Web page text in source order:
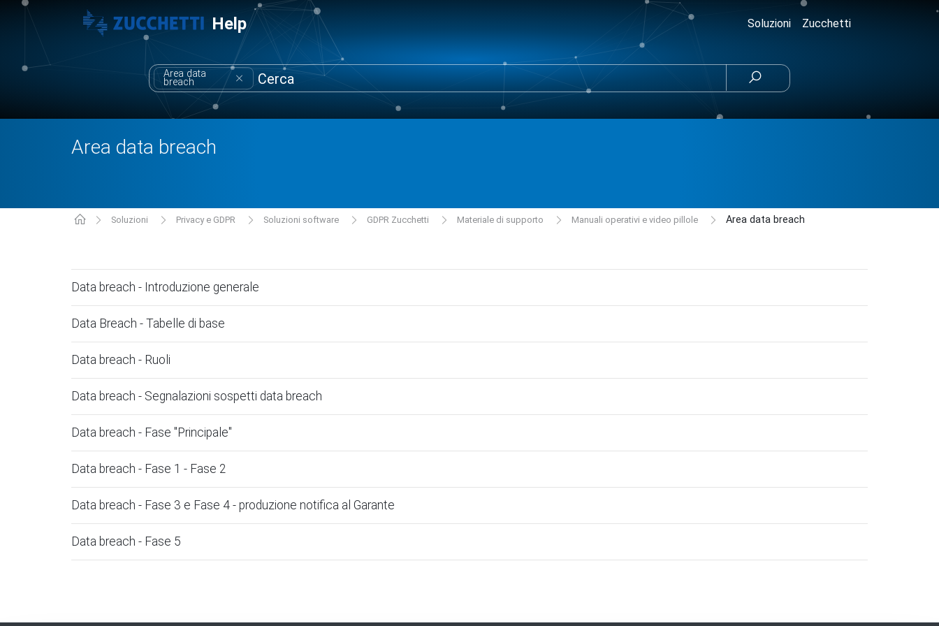
Help Zucchetti
Soluzioni
Area data
breach 
Area data breach
Soluzioni Privacy e GDPR Soluzioni software GDPR Zucchetti Materiale di supporto Manuali operativi e video pillole Area data breach
Data breach - Introduzione generale
Data Breach - Tabelle di base
Data breach - Ruoli
Data breach - Segnalazioni sospetti data breach
Data breach - Fase "Principale"
Data breach - Fase 1 - Fase 2
Data breach - Fase 3 e Fase 4 - produzione notifica al Garante
Data breach - Fase 5